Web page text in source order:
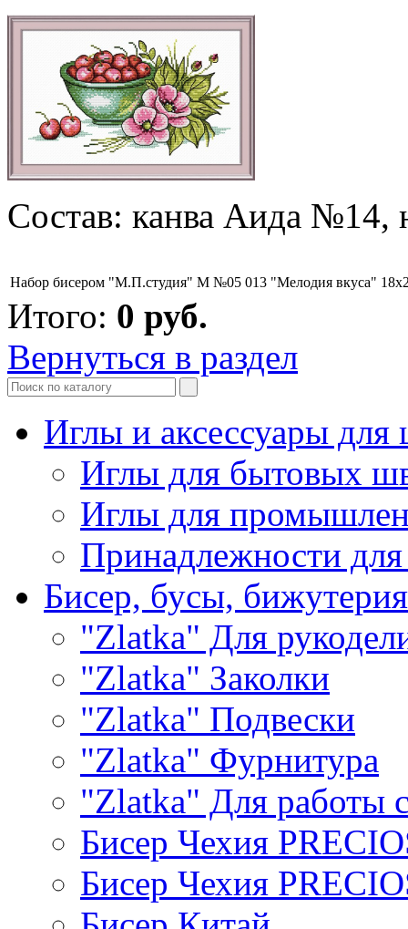
Состав: канва Аида №14,
Набор бисером "М.П.студия" М №05 013 "Мелодия вкуса"
Итого: 0 руб.
Вернуться в раздел
Иглы и аксессуары
Иглы для бытовых
Иглы для
Принадлежности
Бисер, бусы, бижутерия
"Zlatka" Для
"Zlatka" Заколки
"Zlatka" Подвески
"Zlatka" Фурнитура
"Zlatka" Для работы
Бисер Чехия
Бисер Чехия